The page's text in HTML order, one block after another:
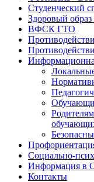
Студенческий
Здоровый
ВФСК ГТО
Социально-
Информация в
Контакты